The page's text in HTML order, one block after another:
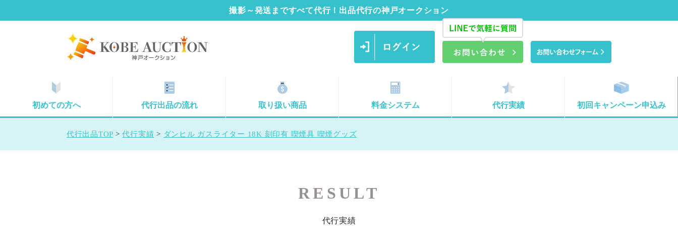
撮影～発送まですべて代行！出品代行の神戸オークション
初めての方へ 代行出品の流れ 取り扱い商品 料金システム 代行実績 初回キャンペーン申込み
代行出品TOP >代行実績 > ダンヒル ガスライター 18K 刻印有 喫煙具 喫煙グッズ
RESULT
代行実績